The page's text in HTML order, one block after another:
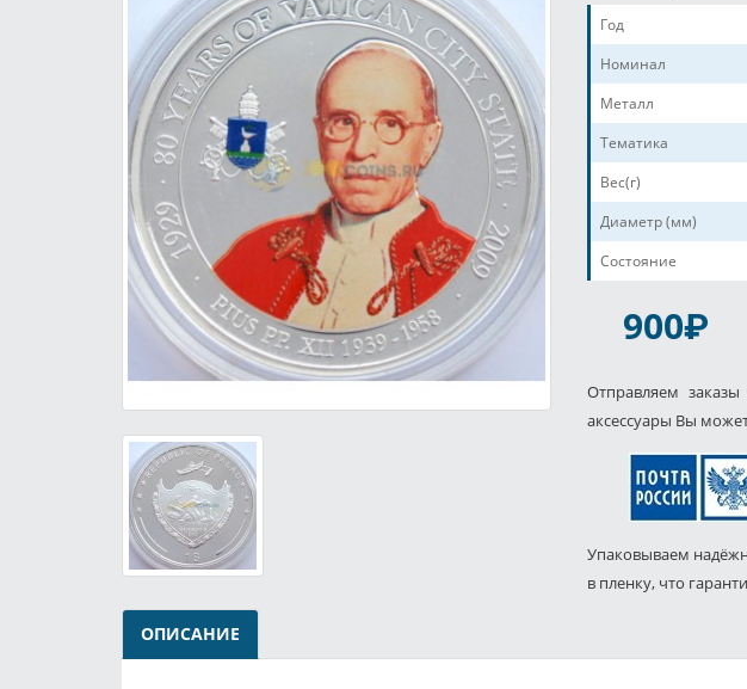
Год
Номинал
Металл
Тематика
Вес(г)
Диаметр (мм)
Состояние
900P
Отправляем
аксессуары Вы
Упаковываем
в пленку, что
ОПИСАНИЕ